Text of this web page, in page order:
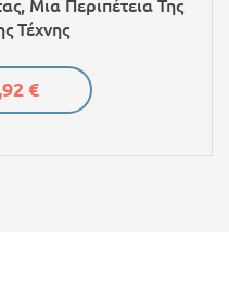
Μια Περιπέτεια Της
Τέχνης
€